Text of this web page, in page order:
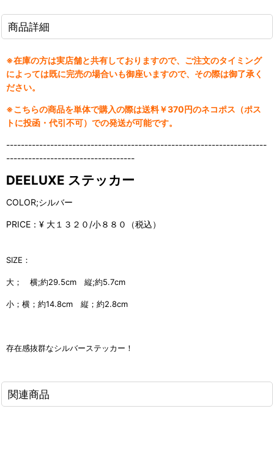
商品詳細
※在庫の方は実店舗と共有しておりますので、ご注文のタイミング
によっては既に完売の場合いも御座いますので、その際は御了承く
ださい。
※こちらの商品を単体で購入の際は送料￥370円のネコポス（ポス
トに投函・代引不可）での発送が可能です。
-----------------------------------------------------------------------
-----------------------------------
DEELUXE ステッカー
COLOR;シルバー
PRICE：¥ 大１３２０/小８８０（税込）
SIZE：
大； 横;約29.5cm 縦;約5.7cm
小；横；約14.8cm 縦；約2.8cm
存在感抜群なシルバーステッカー！
関連商品